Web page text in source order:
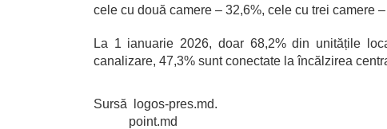
cele cu două camere – 32,6%, cele cu trei camere
La 1 ianuarie 2026, doar 68,2% din unitățile
canalizare, 47,3% sunt conectate la încălzirea
Sursă logos-pres.md.
point.md